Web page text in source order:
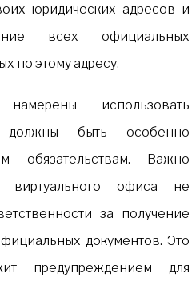
юридических адресов и
всех официальных
по этому адресу.
использовать
должны быть особенно
обязательствам. Важно
виртуального офиса не
за получение
документов. Это
предупреждением для